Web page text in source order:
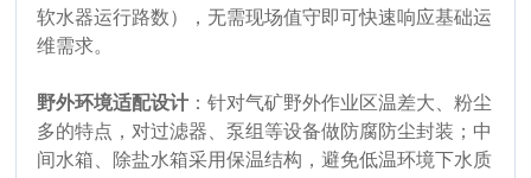
软水器运行路数），无需现场值守即可快速响应基础运
维需求。
野外环境适配设计 ：针对气矿野外作业区温差大、粉尘
多的特点，对过滤器、泵组等设备做防腐防尘封装；中
间水箱、除盐水箱采用保温结构，避免低温环境下水质